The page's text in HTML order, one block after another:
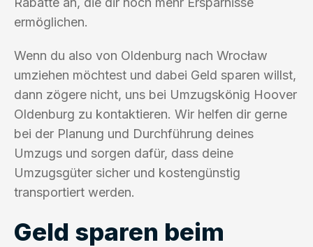
ermöglichen.
Wenn du also von Oldenburg nach Wrocław
umziehen möchtest und dabei Geld sparen willst,
dann zögere nicht, uns bei Umzugskönig Hoover
Oldenburg zu kontaktieren. Wir helfen dir gerne
bei der Planung und Durchführung deines
Umzugs und sorgen dafür, dass deine
Umzugsgüter sicher und kostengünstig
transportiert werden.
Geld sparen beim